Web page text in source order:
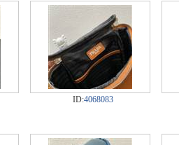
ID:4068083